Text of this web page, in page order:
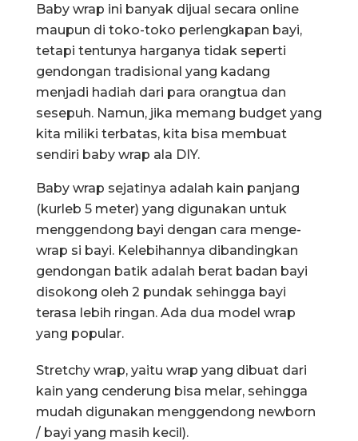
Baby wrap ini banyak dijual secara online
maupun di toko-toko perlengkapan bayi,
tetapi tentunya harganya tidak seperti
gendongan tradisional yang kadang
menjadi hadiah dari para orangtua dan
sesepuh. Namun, jika memang budget yang
kita miliki terbatas, kita bisa membuat
sendiri baby wrap ala DIY.
Baby wrap sejatinya adalah kain panjang
(kurleb 5 meter) yang digunakan untuk
menggendong bayi dengan cara menge-
wrap si bayi. Kelebihannya dibandingkan
gendongan batik adalah berat badan bayi
disokong oleh 2 pundak sehingga bayi
terasa lebih ringan. Ada dua model wrap
yang popular.
Stretchy wrap, yaitu wrap yang dibuat dari
kain yang cenderung bisa melar, sehingga
mudah digunakan menggendong newborn
/ bayi yang masih kecil).